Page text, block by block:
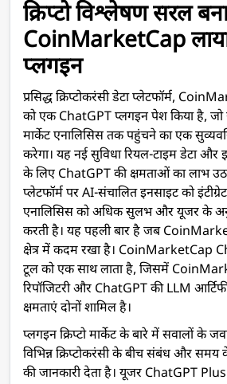
क्रिप्टो विश्लेषण सरल
CoinMarketCap
प्लगइन
प्रसिद्ध क्रिप्टोकरंसी डेटा प्लेटफॉर्म,
को एक ChatGPT प्लगइन पेश किया है, जो
मार्केट एनालिसिस तक पहुंचने का एक
करेगा। यह नई सुविधा रियल-टाइम डेटा और
के लिए ChatGPT की क्षमताओं का लाभ
प्लेटफॉर्म पर AI-संचालित इनसाइट को
एनालिसिस को अधिक सुलभ और यूजर के
करती है। यह पहली बार है जब
क्षेत्र में कदम रखा है। CoinMarketCap
टूल को एक साथ लाता है, जिसमें
रिपॉजिटरी और ChatGPT की LLM
क्षमताएं दोनों शामिल है।
प्लगइन क्रिप्टो मार्केट के बारे में सवालों के
विभिन्न क्रिप्टोकरंसी के बीच संबंध और समय
की जानकारी देता है। यूजर ChatGPT